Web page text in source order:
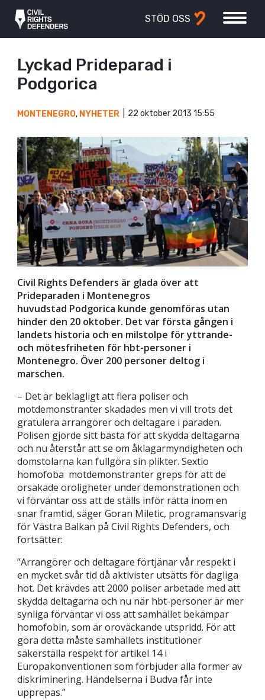
STÖD OSS
Lyckad Prideparad i
Podgorica
MONTENEGRO, NYHETER 22 oktober 2013 15:55
Civil Rights Defenders är glada över att
Prideparaden i Montenegros
huvudstad Podgorica kunde genomföras utan
hinder den 20 oktober. Det var första gången i
landets historia och en milstolpe för yttrande-
och mötesfriheten för hbt-personer i
Montenegro. Över 200 personer deltog i
marschen.
– Det är beklagligt att flera poliser och
motdemonstranter skadades men vi vill trots det
gratulera arrangörer och deltagare i paraden.
Polisen gjorde sitt bästa för att skydda deltagarna
och nu återstår att se om åklagarmyndigheten och
domstolarna kan fullgöra sin plikter. Sextio
homofoba motdemonstranter greps för att de
orsakade oroligheter under demonstrationen och
vi förväntar oss att de ställs inför rätta inom en
snar framtid, säger Goran Miletic, programansvarig
för Västra Balkan på Civil Rights Defenders, och
fortsätter:
”Arrangörer och deltagare förtjänar vår respekt i
en mycket svår tid då aktivister utsätts för dagliga
hot. Det krävdes att 2000 poliser arbetade med att
skydda deltagarna och nu när hbt-personer är mer
synliga förväntar vi oss att samhället bekämpar
homofobin, som är oroväckande utspridd. För att
göra detta måste samhällets institutioner
säkerställa respekt för artikel 14 i
Europakonventionen som förbjuder alla former av
diskriminering. Händelserna i Budva får inte
upprepas.”